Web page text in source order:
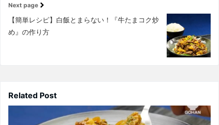
Next page
【簡単レシピ】白飯とまらない！『牛たまコク炒
め』の作り方
Related Post